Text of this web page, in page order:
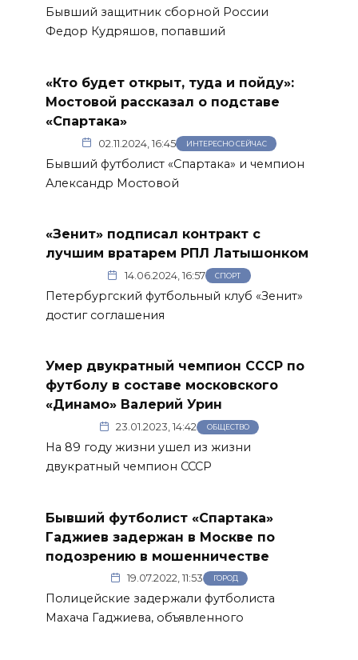
Бывший защитник сборной России
Федор Кудряшов, попавший
«Кто будет открыт, туда и пойду»:
Мостовой рассказал о подставе
«Спартака»
02.11.2024, 16:45 ИНТЕРЕСНО СЕЙЧАС
Бывший футболист «Спартака» и чемпион
Александр Мостовой
«Зенит» подписал контракт с
лучшим вратарем РПЛ Латышонком
14.06.2024, 16:57 СПОРТ
Петербургский футбольный клуб «Зенит»
достиг соглашения
Умер двукратный чемпион СССР по
футболу в составе московского
«Динамо» Валерий Урин
23.01.2023, 14:42 ОБЩЕСТВО
На 89 году жизни ушел из жизни
двукратный чемпион СССР
Бывший футболист «Спартака»
Гаджиев задержан в Москве по
подозрению в мошенничестве
19.07.2022, 11:53 ГОРОД
Полицейские задержали футболиста
Махача Гаджиева, объявленного